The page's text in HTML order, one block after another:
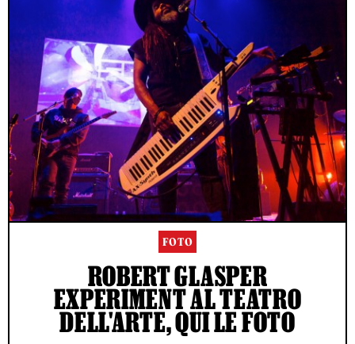
FOTO
ROBERT GLASPER
EXPERIMENT AL TEATRO
DELL'ARTE, QUI LE FOTO